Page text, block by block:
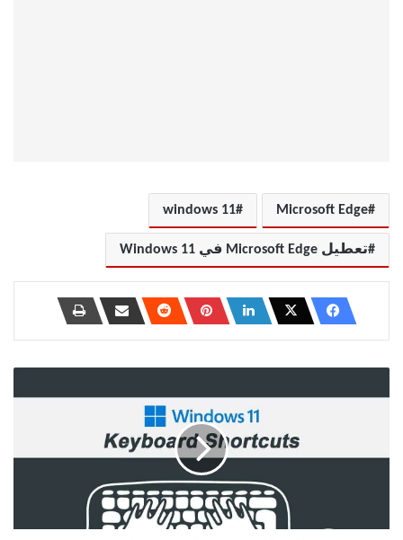
Microsoft Edge
windows 11
تعطيل Microsoft Edge في Windows 11
لوحة